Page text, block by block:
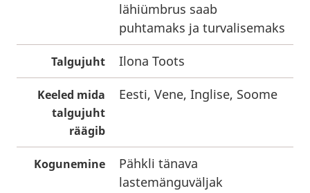
lähiümbrus saab
puhtamaks ja turvalisemaks
Talgujuht Ilona Toots
Keeled mida
talgujuht
räägib
Eesti, Vene, Inglise, Soome
Kogunemine
Pähkli tänava
lastemänguväljak